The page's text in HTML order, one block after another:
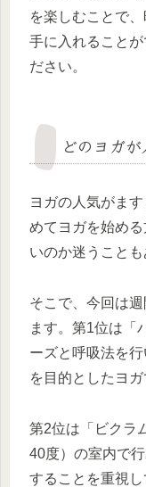
を楽しむことで
手に入れること
ださい。
どのヨガ
ヨガの人気がま
めてヨガを始め
いのか迷うことも
そこで、今回は
ます。第1位は「
ーズと呼吸法を
を目的としたヨガ
第2位は「ビクラ
40度）の室内で
することを重視し